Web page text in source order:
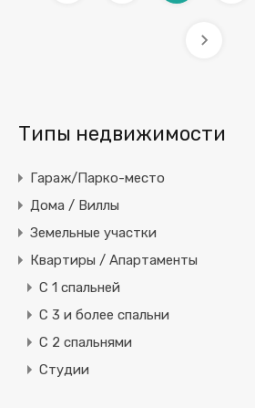
Типы недвижимости
Гараж/Парко-место
Дома / Виллы
Земельные участки
Квартиры / Апартаменты
C 1 спальней
C 3 и более спальни
С 2 спальнями
Студии